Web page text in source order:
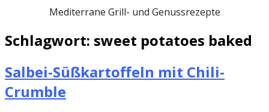
Mediterrane Grill- und Genussrezepte
Schlagwort: sweet potatoes baked
Salbei-Süßkartoffeln mit Chili-
Crumble